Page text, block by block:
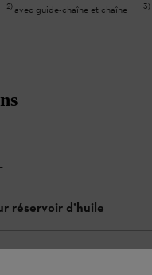
2) avec guide-chaîne et chaîne 3)
réservoir d’huile